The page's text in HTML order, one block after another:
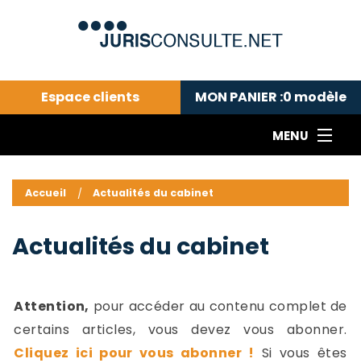
Espace clients MON PANIER :0 modèle
MENU
---Actualités du droit public---
Droit pénal---
Droit privé ---
Abonnement aux actualités
Accueil Actualités du cabinet
Actualités du cabinet
Attention, pour accéder au contenu complet de
certains articles, vous devez vous abonner.
Cliquez ici pour vous abonner ! Si vous êtes